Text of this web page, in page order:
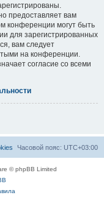
предоставляет вам
конференции могут быть
для зарегистрированных
вам следует
на конференции.
согласие со всеми
Часовой пояс: UTC+03:00
© phpBB Limited